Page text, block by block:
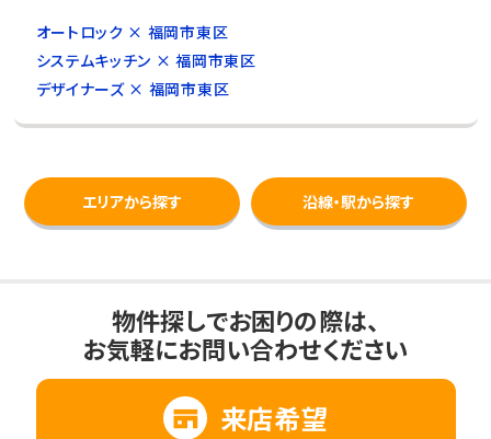
オートロック × 福岡市東区
システムキッチン × 福岡市東区
デザイナーズ × 福岡市東区
エリアから探す 沿線・駅から探す
物件探しでお困りの際は、
お気軽にお問い合わせください
来店希望